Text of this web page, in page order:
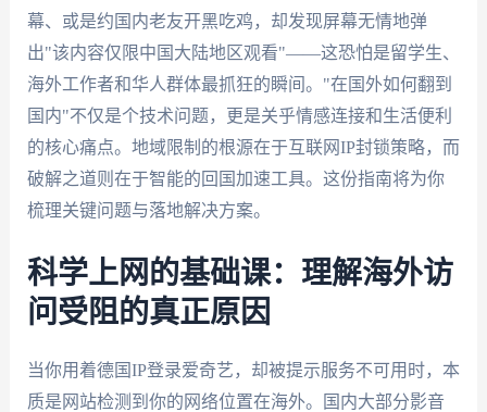
幕、或是约国内老友开黑吃鸡，却发现屏幕无情地弹
出"该内容仅限中国大陆地区观看"——这恐怕是留学生、
海外工作者和华人群体最抓狂的瞬间。"在国外如何翻到
国内"不仅是个技术问题，更是关乎情感连接和生活便利
的核心痛点。地域限制的根源在于互联网IP封锁策略，而
破解之道则在于智能的回国加速工具。这份指南将为你
梳理关键问题与落地解决方案。
科学上网的基础课：理解海外访
问受阻的真正原因
当你用着德国IP登录爱奇艺，却被提示服务不可用时，本
质是网站检测到你的网络位置在海外。国内大部分影音